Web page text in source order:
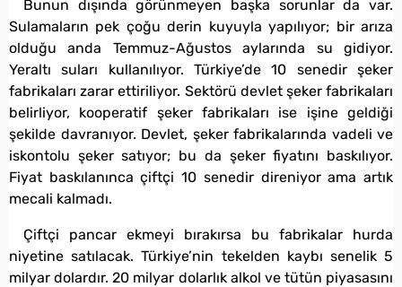
Bunun dışında görünmeyen başka sorunlar da var.
Sulamaların pek çoğu derin kuyuyla yapılıyor; bir arıza
olduğu anda Temmuz-Ağustos aylarında su gidiyor.
Yeraltı suları kullanılıyor. Türkiye’de 10 senedir şeker
fabrikaları zarar ettiriliyor. Sektörü devlet şeker fabrikaları
belirliyor, kooperatif şeker fabrikaları ise işine geldiği
şekilde davranıyor. Devlet, şeker fabrikalarında vadeli ve
iskontolu şeker satıyor; bu da şeker fiyatını baskılıyor.
Fiyat baskılanınca çiftçi 10 senedir direniyor ama artık
mecali kalmadı.
Çiftçi pancar ekmeyi bırakırsa bu fabrikalar hurda
niyetine satılacak. Türkiye’nin tekelden kaybı senelik 5
milyar dolardır. 20 milyar dolarlık alkol ve tütün piyasasını